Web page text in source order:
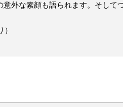
意外な素顔も語られます。そして